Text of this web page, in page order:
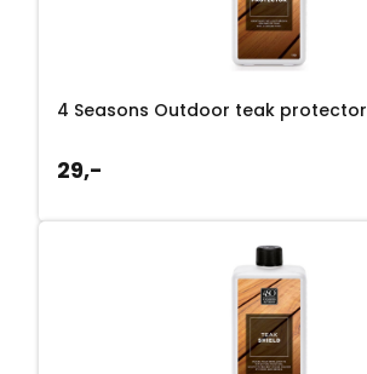
4 Seasons Outdoor teak protector
29,-